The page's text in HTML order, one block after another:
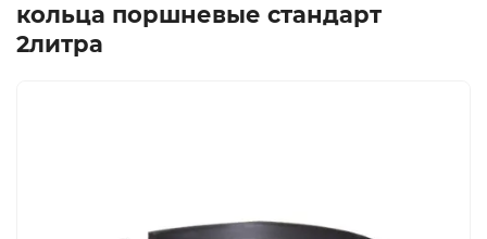
кольца поршневые стандарт
2литра